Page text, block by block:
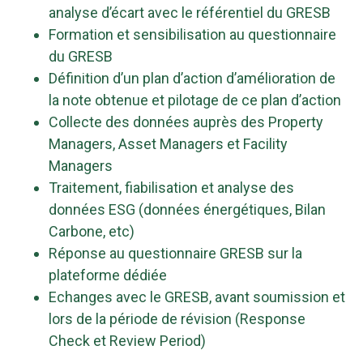
analyse d’écart avec le référentiel du GRESB
Formation et sensibilisation au questionnaire
du GRESB
Définition d’un plan d’action d’amélioration de
la note obtenue et pilotage de ce plan d’action
Collecte des données auprès des Property
Managers, Asset Managers et Facility
Managers
Traitement, fiabilisation et analyse des
données ESG (données énergétiques, Bilan
Carbone, etc)
Réponse au questionnaire GRESB sur la
plateforme dédiée
Echanges avec le GRESB, avant soumission et
lors de la période de révision (Response
Check et Review Period)